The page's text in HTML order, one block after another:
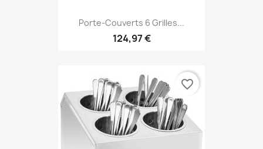
Porte-Couverts 6 Grilles...
124,97 €
favorite_border